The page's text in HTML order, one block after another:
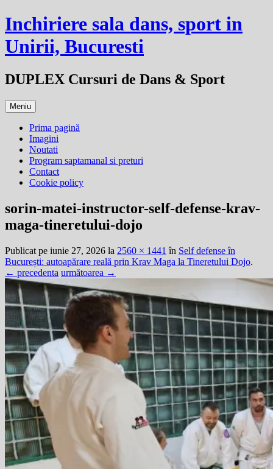
Sari
la
conținut
Inchiriere sala dans, sport in
Unirii, Bucuresti
DUPLEX Cursuri de Dans & Sport
Meniu
Prima pagină
Imagini
Noutati
Program saptamanal si preturi
Contact
Cookie policy
sorin-matei-instructor-self-defense-krav-
maga-tineretului-dojo
Publicat pe iunie 27, 2026 la 2560 × 1441 în Self defense în
București: autoapărare reală prin Krav Maga la Tineretului Dojo.
← precedenta următoarea →